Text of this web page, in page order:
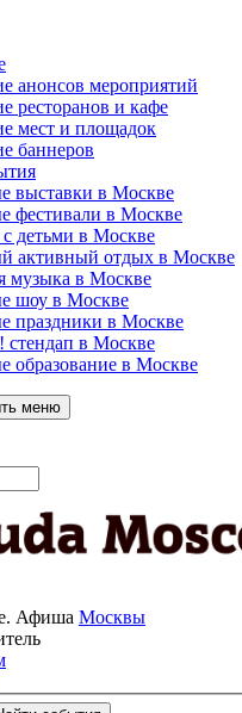
анонсов мероприятий
ресторанов и кафе
мест и площадок
баннеров
выставки в Москве
фестивали в Москве
с детьми в Москве
активный отдых в Москве
музыка в Москве
шоу в Москве
праздники в Москве
стендап в Москве
образование в Москве
меню
Афиша Москвы